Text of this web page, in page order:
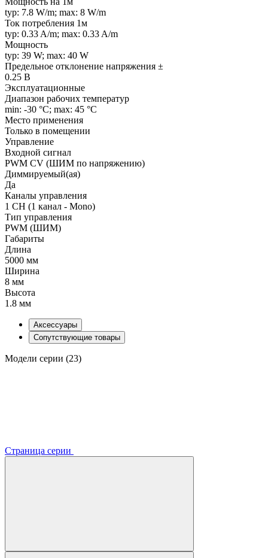
typ: 7.8 W/m; max: 8 W/m
Ток потребления 1м
typ: 0.33 A/m; max: 0.33 A/m
Мощность
typ: 39 W; max: 40 W
Предельное отклонение напряжения ±
0.25 В
Эксплуатационные
Диапазон рабочих температур
min: -30 °C; max: 45 °C
Место применения
Только в помещении
Управление
Входной сигнал
PWM СV (ШИМ по напряжению)
Диммируемый(ая)
Да
Каналы управления
1 CH (1 канал - Mono)
Тип управления
PWM (ШИМ)
Габариты
Длина
5000 мм
Ширина
8 мм
Высота
1.8 мм
Аксессуары
Сопутствующие товары
Модели серии (23)
Страница серии